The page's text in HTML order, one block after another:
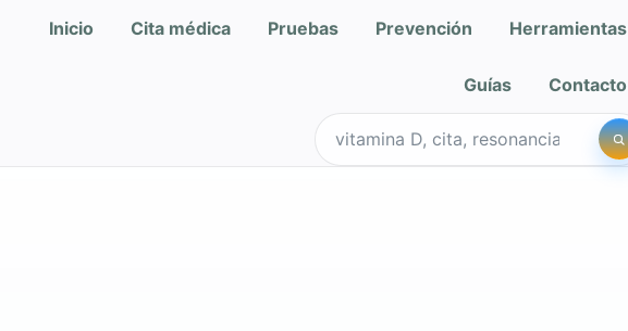
Inicio Cita médica Pruebas Prevención Herramientas
Guías Contacto
Buscar en Quiro Salud